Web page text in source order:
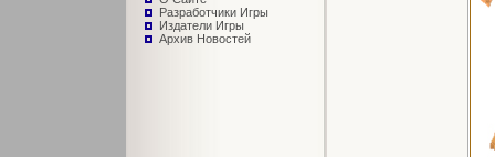
Разработчики Игры
Издатели Игры
Архив Новостей